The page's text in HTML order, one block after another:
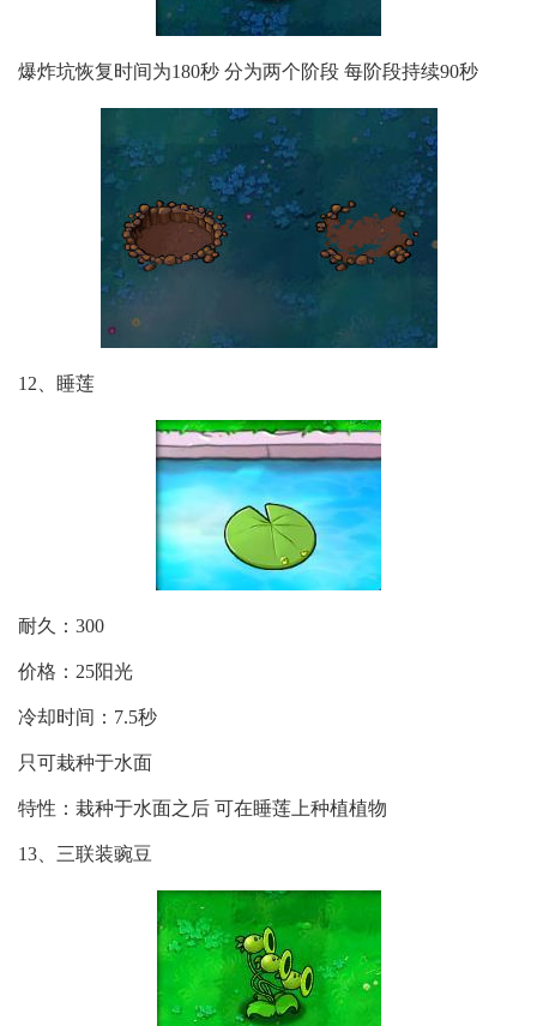
爆炸坑恢复时间为180秒 分为两个阶段 每阶段持续90秒
12、睡莲
耐久：300
价格：25阳光
冷却时间：7.5秒
只可栽种于水面
特性：栽种于水面之后 可在睡莲上种植植物
13、三联装豌豆